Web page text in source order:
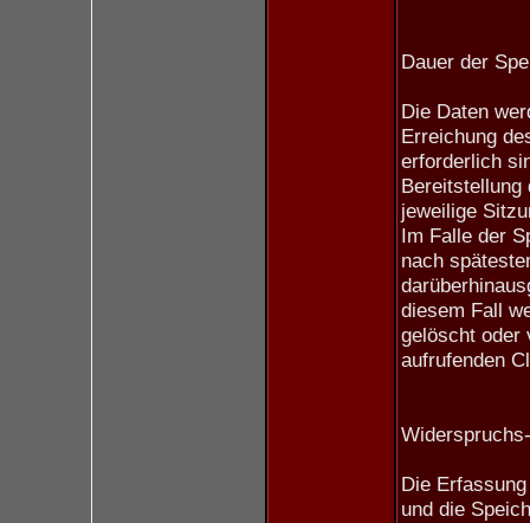
Dauer der
Die Daten
Erreichung
erforderlich
Bereitstellung
jeweilige
Im Falle der
nach
diesem Fall
gelöscht oder
aufrufenden
Die
und die